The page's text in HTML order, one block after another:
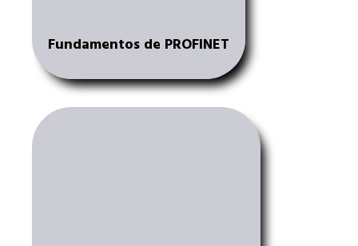
Fundamentos de PROFINET